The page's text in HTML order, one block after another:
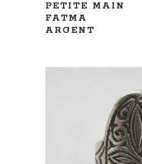
PETITE MAIN
FATMA
ARGENT
AJOUTER